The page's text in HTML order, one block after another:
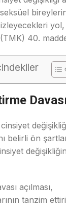
yol,
40.
belirli ön
açılması,
tanzim